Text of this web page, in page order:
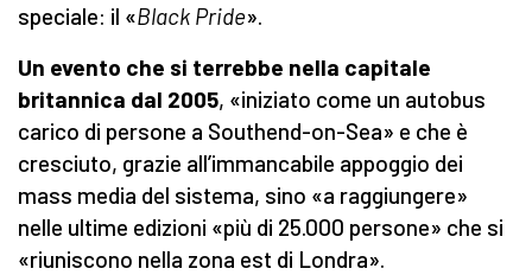
speciale: il «Black Pride».
Un evento che si terrebbe nella capitale
britannica dal 2005, «iniziato come un autobus
carico di persone a Southend-on-Sea» e che è
cresciuto, grazie all’immancabile appoggio dei
mass media del sistema, sino «a raggiungere»
nelle ultime edizioni «più di 25.000 persone» che si
«riuniscono nella zona est di Londra».